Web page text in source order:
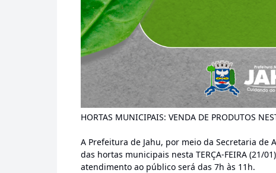
HORTAS MUNICIPAIS: VENDA DE PRODUTOS
A Prefeitura de Jahu, por meio da Secretaria
das hortas municipais nesta TERÇA-FEIRA (21/
atendimento ao público será das 7h às 11h.